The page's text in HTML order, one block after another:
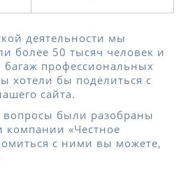
деятельности мы
более 50 тысяч человек и
профессиональных
хотели бы поделиться с
сайта.
были разобраны
«Честное
с ними вы можете,